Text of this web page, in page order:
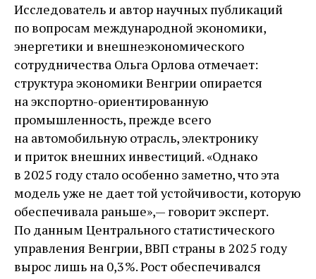
Исследователь и автор научных публикаций
по вопросам международной экономики,
энергетики и внешнеэкономического
сотрудничества Ольга Орлова отмечает:
структура экономики Венгрии опирается
на экспортно-­ориентированную
промышленность, прежде всего
на автомобильную отрасль, электронику
и приток внешних инвестиций. «Однако
в 2025 году стало особенно заметно, что эта
модель уже не дает той устойчивости, которую
обеспечивала раньше», — ​говорит эксперт.
По данным Центрального статистического
управления Венгрии, ВВП страны в 2025 году
вырос лишь на 0,3 %. Рост обеспечивался